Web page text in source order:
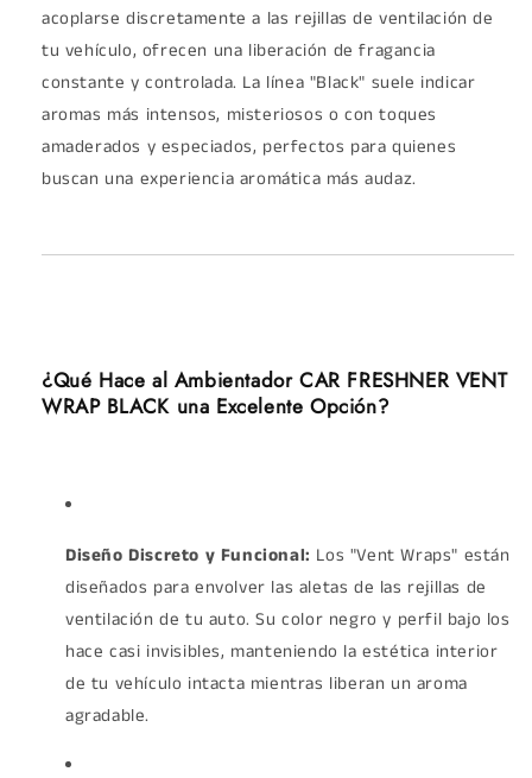
acoplarse discretamente a las rejillas de ventilación de
tu vehículo, ofrecen una liberación de fragancia
constante y controlada. La línea "Black" suele indicar
aromas más intensos, misteriosos o con toques
amaderados y especiados, perfectos para quienes
buscan una experiencia aromática más audaz.
¿Qué Hace al Ambientador CAR FRESHNER VENT
WRAP BLACK una Excelente Opción?
Diseño Discreto y Funcional: Los "Vent Wraps" están
diseñados para envolver las aletas de las rejillas de
ventilación de tu auto. Su color negro y perfil bajo los
hace casi invisibles, manteniendo la estética interior
de tu vehículo intacta mientras liberan un aroma
agradable.